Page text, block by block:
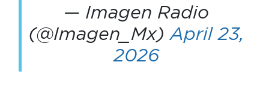
— Imagen Radio
(@Imagen_Mx)April 23,
2026